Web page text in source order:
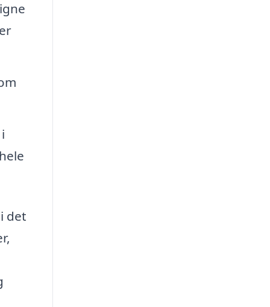
det